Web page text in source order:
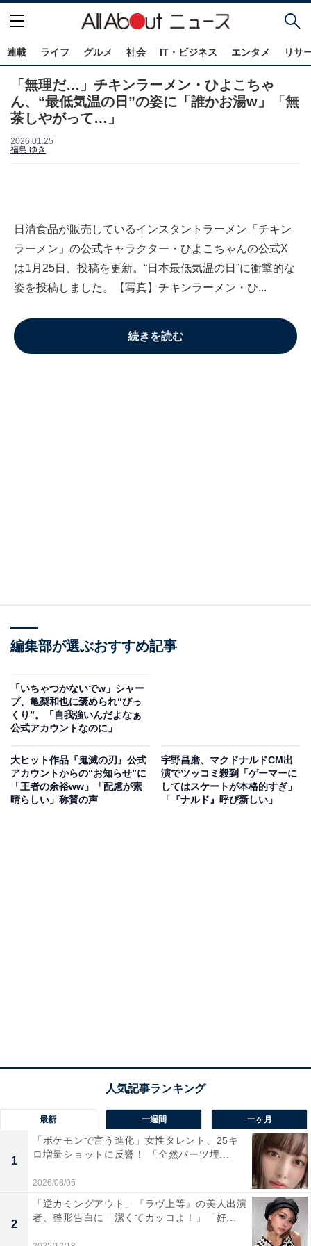
連載 ライフ グルメ 社会 IT・ビジネス エンタメ リサ
「無理だ…」チキンラーメン・ひよこちゃ
ん、“最低気温の日”の姿に「誰かお湯w」「無
茶しやがって…」
2026.01.25
福島 ゆき
日清食品が販売しているインスタントラーメン「チキン
ラーメン」の公式キャラクター・ひよこちゃんの公式X
は1月25日、投稿を更新。“日本最低気温の日”に衝撃的な
姿を投稿しました。【写真】チキンラーメン・ひ...
続きを読む
編集部が選ぶおすすめ記事
「いちゃつかないでw」シャー
プ、亀梨和也に褒められ“びっ
くり”。「自我強いんだよなぁ
公式アカウントなのに」
大ヒット作品『鬼滅の刃』公式
アカウントからの“お知らせ”に
「王者の余裕ww」「配慮が素
晴らしい」称賛の声
宇野昌磨、マクドナルドCM出
演でツッコミ殺到「ゲーマーに
してはスケートが本格的すぎ」
「『ナルド』呼び新しい」
最新 一週間 一ヶ月
1
「ポケモンで言う進化」女性タレント、25キ
ロ増量ショットに反響！ 「全然パーツ埋...
2026/08/05
2
「逆カミングアウト」『ラヴ上等』の美人出演
者、整形告白に「潔くてカッコよ！」「好...